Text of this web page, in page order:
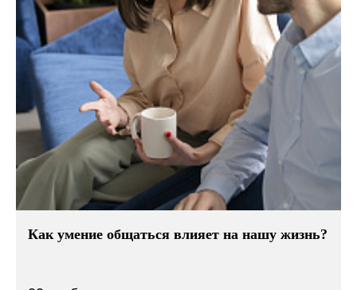
Как умение общаться влияет на нашу жизнь?